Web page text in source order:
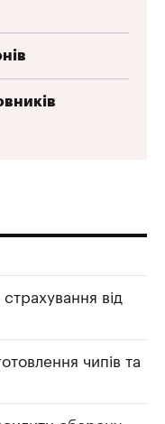
від
чипів та